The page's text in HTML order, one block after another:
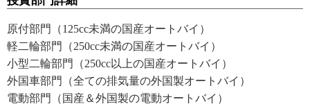
原付部門（125cc未満の国産オートバイ）
軽二輪部門（250cc未満の国産オートバイ）
小型二輪部門（250cc以上の国産オートバイ）
外国車部門（全ての排気量の外国製オートバイ）
電動部門（国産＆外国製の電動オートバイ）